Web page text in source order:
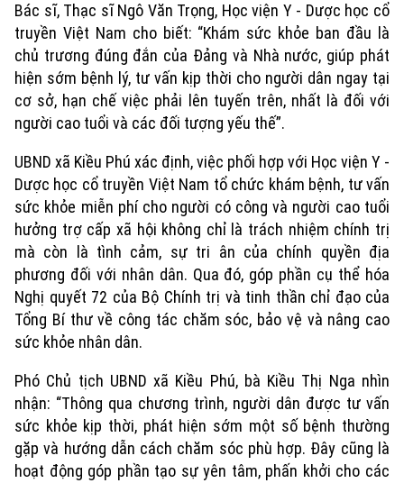
Xu hướng
Bác sĩ, Thạc sĩ Ngô Văn Trọng, Học viện Y - Dược học cổ
truyền Việt Nam cho biết: “Khám sức khỏe ban đầu là
chủ trương đúng đắn của Đảng và Nhà nước, giúp phát
hiện sớm bệnh lý, tư vấn kịp thời cho người dân ngay tại
cơ sở, hạn chế việc phải lên tuyến trên, nhất là đối với
người cao tuổi và các đối tượng yếu thế”.
UBND xã Kiều Phú xác định, việc phối hợp với Học viện Y -
Dược học cổ truyền Việt Nam tổ chức khám bệnh, tư vấn
sức khỏe miễn phí cho người có công và người cao tuổi
hưởng trợ cấp xã hội không chỉ là trách nhiệm chính trị
mà còn là tình cảm, sự tri ân của chính quyền địa
phương đối với nhân dân. Qua đó, góp phần cụ thể hóa
Nghị quyết 72 của Bộ Chính trị và tinh thần chỉ đạo của
Tổng Bí thư về công tác chăm sóc, bảo vệ và nâng cao
sức khỏe nhân dân.
Phó Chủ tịch UBND xã Kiều Phú, bà Kiều Thị Nga nhìn
nhận: “Thông qua chương trình, người dân được tư vấn
sức khỏe kịp thời, phát hiện sớm một số bệnh thường
gặp và hướng dẫn cách chăm sóc phù hợp. Đây cũng là
hoạt động góp phần tạo sự yên tâm, phấn khởi cho các